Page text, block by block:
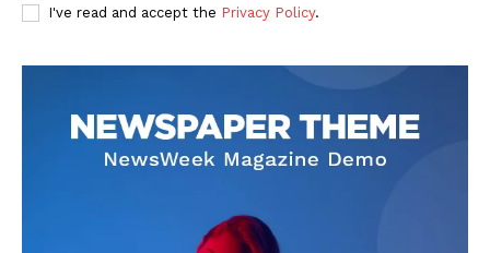
I've read and accept the Privacy Policy.